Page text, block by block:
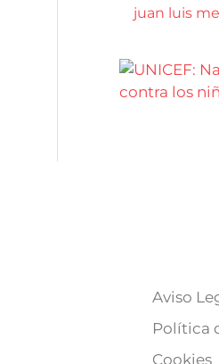
juan luis
Aviso
Política
Cookies